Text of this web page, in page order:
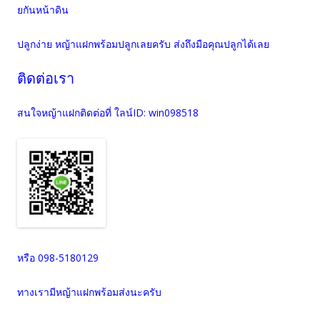
ยกันหน้าดิน
ปลูกง่าย หญ้าแฝกพร้อมปลูกเลยครับ ส่งถึงมือคุณปลูกได้เลย
ติดต่อเรา
สนใจหญ้าแฝกติดต่อที่ ใลน์ID: win098518
หรือ 098-5180129
ทางเรามีหญ้าแฝกพร้อมส่งนะครับ